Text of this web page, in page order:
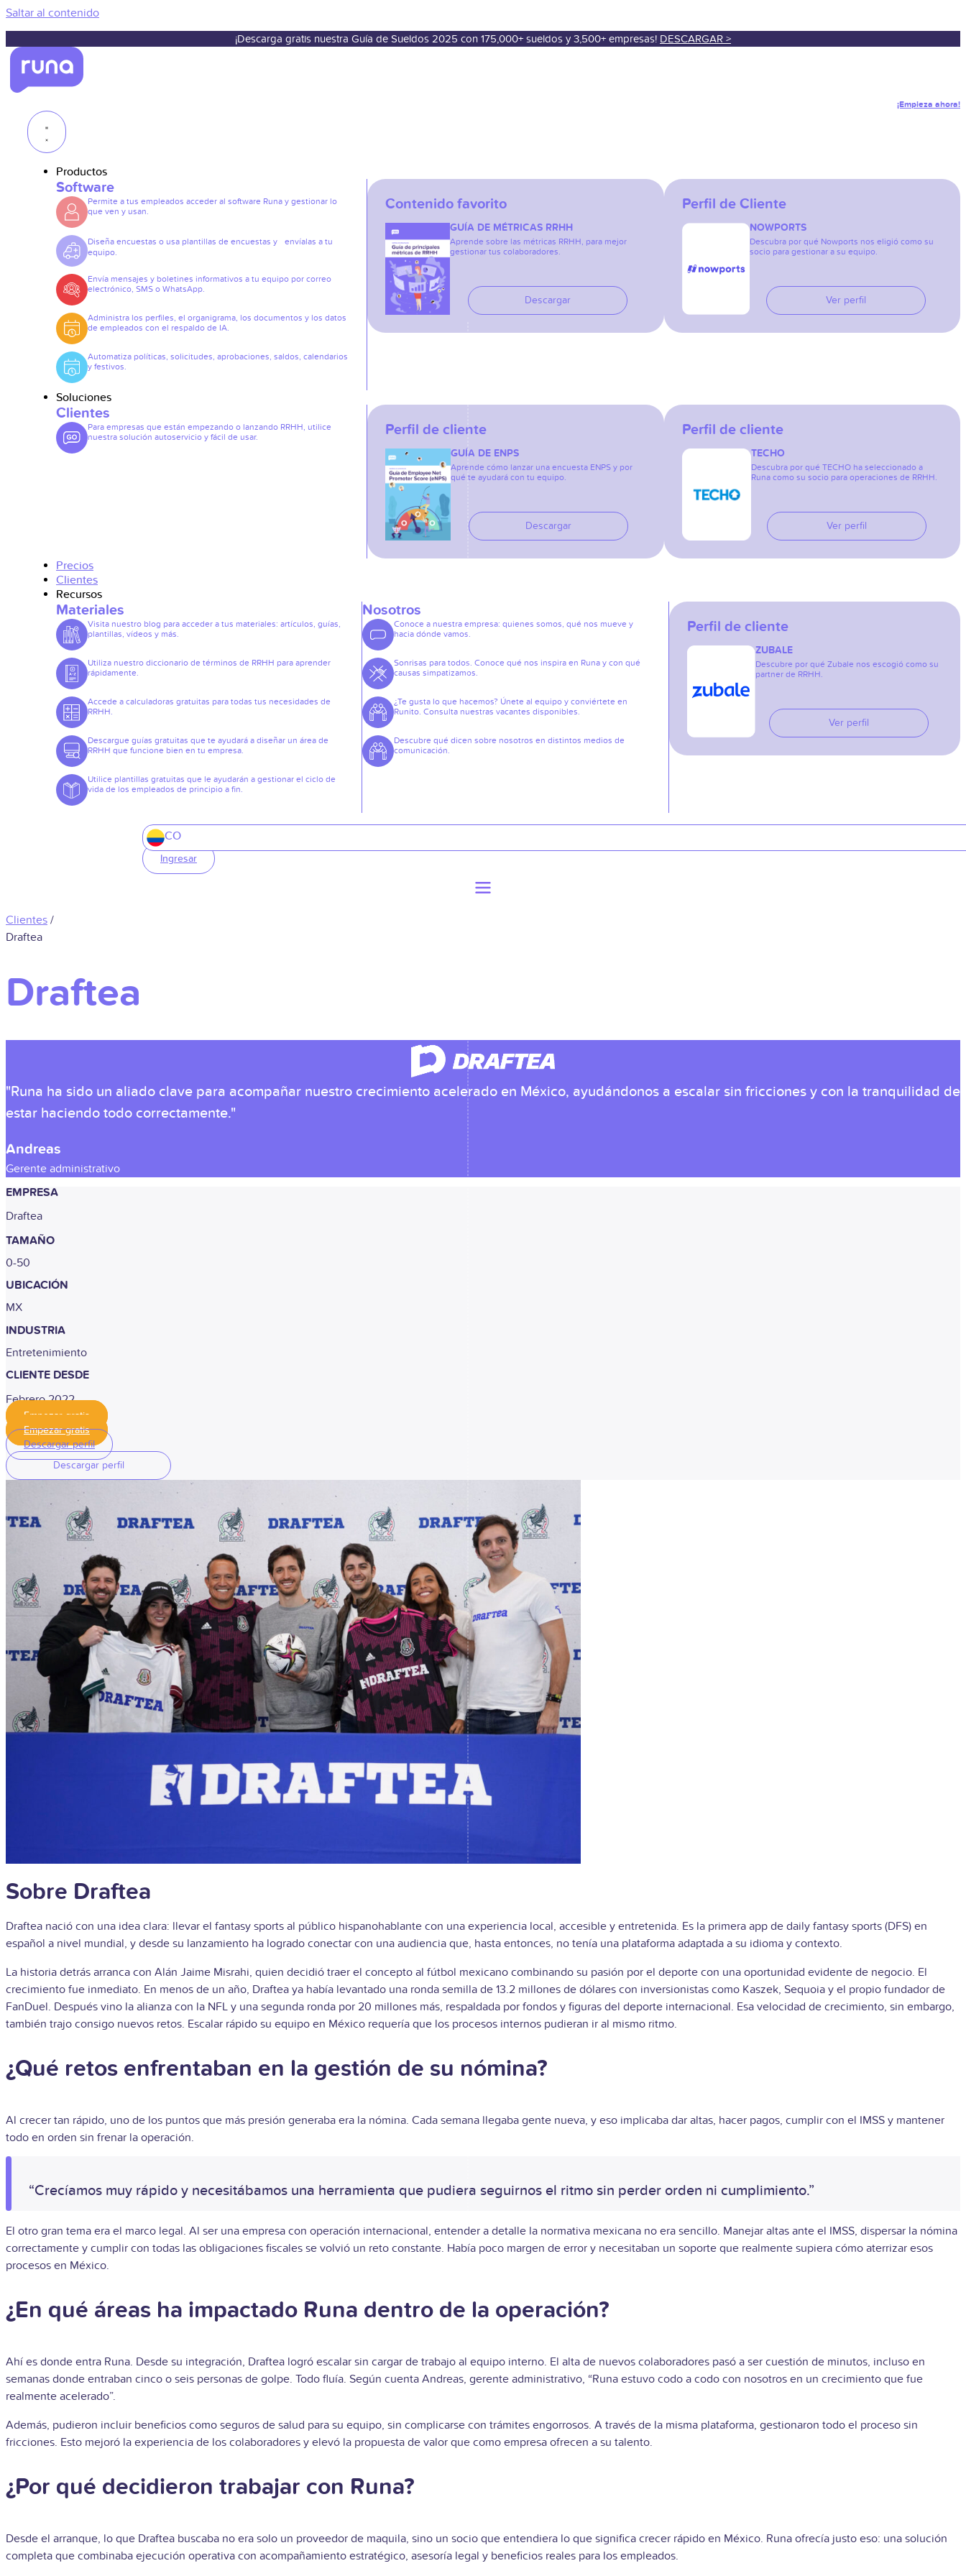
Saltar al contenido
¡Descarga gratis nuestra Guía de Sueldos 2025 con 175,000+ sueldos y 3,500+ empresas! DESCARGAR >
¡Empieza ahora!
Productos
Software
Permite a tus empleados acceder al software Runa y gestionar lo
que ven y usan.
Diseña encuestas o usa plantillas de encuestas y envíalas a tu
equipo.
Envía mensajes y boletines informativos a tu equipo por correo
electrónico, SMS o WhatsApp.
Administra los perfiles, el organigrama, los documentos y los datos
de empleados con el respaldo de IA.
Automatiza políticas, solicitudes, aprobaciones, saldos, calendarios
y festivos.
Contenido favorito
GUÍA DE MÉTRICAS RRHH
Aprende sobre las métricas RRHH, para mejor
gestionar tus colaboradores.
Descargar
Perfil de Cliente
NOWPORTS
Descubra por qué Nowports nos eligió como su
socio para gestionar a su equipo.
Ver perfil
Soluciones
Clientes
Para empresas que están empezando o lanzando RRHH, utilice
nuestra solución autoservicio y fácil de usar.
Perfil de cliente
GUÍA DE ENPS
Aprende cómo lanzar una encuesta ENPS y por
qué te ayudará con tu equipo.
Descargar
Perfil de cliente
TECHO
Descubra por qué TECHO ha seleccionado a
Runa como su socio para operaciones de RRHH.
Ver perfil
Precios
Clientes
Recursos
Materiales
Visita nuestro blog para acceder a tus materiales: artículos, guías,
plantillas, vídeos y más.
Utiliza nuestro diccionario de términos de RRHH para aprender
rápidamente.
Accede a calculadoras gratuitas para todas tus necesidades de
RRHH.
Descargue guías gratuitas que te ayudará a diseñar un área de
RRHH que funcione bien en tu empresa.
Utilice plantillas gratuitas que le ayudarán a gestionar el ciclo de
vida de los empleados de principio a fin.
Nosotros
Conoce a nuestra empresa: quienes somos, qué nos mueve y
hacia dónde vamos.
Sonrisas para todos. Conoce qué nos inspira en Runa y con qué
causas simpatizamos.
¿Te gusta lo que hacemos? Únete al equipo y conviértete en
Runito. Consulta nuestras vacantes disponibles.
Descubre qué dicen sobre nosotros en distintos medios de
comunicación.
Perfil de cliente
ZUBALE
Descubre por qué Zubale nos escogió como su
partner de RRHH.
Ver perfil
CO
Ingresar
Clientes /
Draftea
Draftea
"Runa ha sido un aliado clave para acompañar nuestro crecimiento acelerado en México, ayudándonos a escalar sin fricciones y con la tranquilidad de
estar haciendo todo correctamente."
Andreas
Gerente administrativo
EMPRESA
Draftea
TAMAÑO
0-50
UBICACIÓN
MX
INDUSTRIA
Entretenimiento
CLIENTE DESDE
Febrero 2022
Empezar gratis
Empezar gratis
Descargar perfil
Descargar perfil
Sobre Draftea
Draftea nació con una idea clara: llevar el fantasy sports al público hispanohablante con una experiencia local, accesible y entretenida. Es la primera app de daily fantasy sports (DFS) en
español a nivel mundial, y desde su lanzamiento ha logrado conectar con una audiencia que, hasta entonces, no tenía una plataforma adaptada a su idioma y contexto.
La historia detrás arranca con Alán Jaime Misrahi, quien decidió traer el concepto al fútbol mexicano combinando su pasión por el deporte con una oportunidad evidente de negocio. El
crecimiento fue inmediato. En menos de un año, Draftea ya había levantado una ronda semilla de 13.2 millones de dólares con inversionistas como Kaszek, Sequoia y el propio fundador de
FanDuel. Después vino la alianza con la NFL y una segunda ronda por 20 millones más, respaldada por fondos y figuras del deporte internacional. Esa velocidad de crecimiento, sin embargo,
también trajo consigo nuevos retos. Escalar rápido su equipo en México requería que los procesos internos pudieran ir al mismo ritmo.
¿Qué retos enfrentaban en la gestión de su nómina?
Al crecer tan rápido, uno de los puntos que más presión generaba era la nómina. Cada semana llegaba gente nueva, y eso implicaba dar altas, hacer pagos, cumplir con el IMSS y mantener
todo en orden sin frenar la operación.
“Crecíamos muy rápido y necesitábamos una herramienta que pudiera seguirnos el ritmo sin perder orden ni cumplimiento.”
El otro gran tema era el marco legal. Al ser una empresa con operación internacional, entender a detalle la normativa mexicana no era sencillo. Manejar altas ante el IMSS, dispersar la nómina
correctamente y cumplir con todas las obligaciones fiscales se volvió un reto constante. Había poco margen de error y necesitaban un soporte que realmente supiera cómo aterrizar esos
procesos en México.
¿En qué áreas ha impactado Runa dentro de la operación?
Ahí es donde entra Runa. Desde su integración, Draftea logró escalar sin cargar de trabajo al equipo interno. El alta de nuevos colaboradores pasó a ser cuestión de minutos, incluso en
semanas donde entraban cinco o seis personas de golpe. Todo fluía. Según cuenta Andreas, gerente administrativo, “Runa estuvo codo a codo con nosotros en un crecimiento que fue
realmente acelerado”.
Además, pudieron incluir beneficios como seguros de salud para su equipo, sin complicarse con trámites engorrosos. A través de la misma plataforma, gestionaron todo el proceso sin
fricciones. Esto mejoró la experiencia de los colaboradores y elevó la propuesta de valor que como empresa ofrecen a su talento.
¿Por qué decidieron trabajar con Runa?
Desde el arranque, lo que Draftea buscaba no era solo un proveedor de maquila, sino un socio que entendiera lo que significa crecer rápido en México. Runa ofrecía justo eso: una solución
completa que combinaba ejecución operativa con acompañamiento estratégico, asesoría legal y beneficios reales para los empleados.